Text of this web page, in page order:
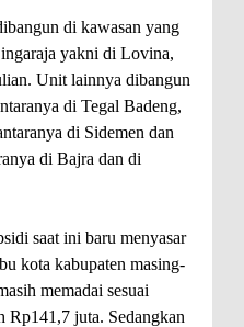
di kawasan yang
yakni di Lovina,
Unit lainnya dibangun
di Tegal Badeng,
di Sidemen dan
di Bajra dan di
saat ini baru menyasar
kota kabupaten masing-
memadai sesuai
Rp141,7 juta. Sedangkan